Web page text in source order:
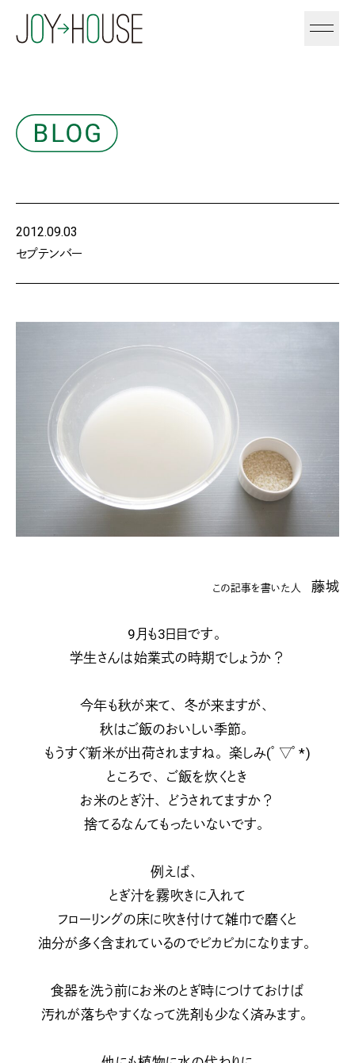
セプテンバー
2012.09.03
この記事を書いた人 藤城
9月も3日目です。
学生さんは始業式の時期でしょうか？
今年も秋が来て、冬が来ますが、
秋はご飯のおいしい季節。
もうすぐ新米が出荷されますね。楽しみ(ﾟ▽ﾟ*)
ところで、ご飯を炊くとき
お米のとぎ汁、どうされてますか？
捨てるなんてもったいないです。
例えば、
とぎ汁を霧吹きに入れて
フローリングの床に吹き付けて雑巾で磨くと
油分が多く含まれているのでピカピカになります。
食器を洗う前にお米のとぎ時につけておけば
汚れが落ちやすくなって洗剤も少なく済みます。